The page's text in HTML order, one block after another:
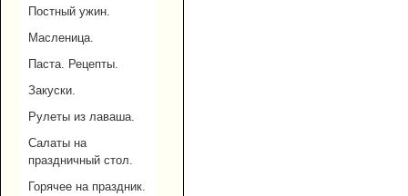
Постный ужин.
Масленица.
Паста. Рецепты.
Закуски.
Рулеты из лаваша.
Салаты на
праздничный стол.
Горячее на праздник.